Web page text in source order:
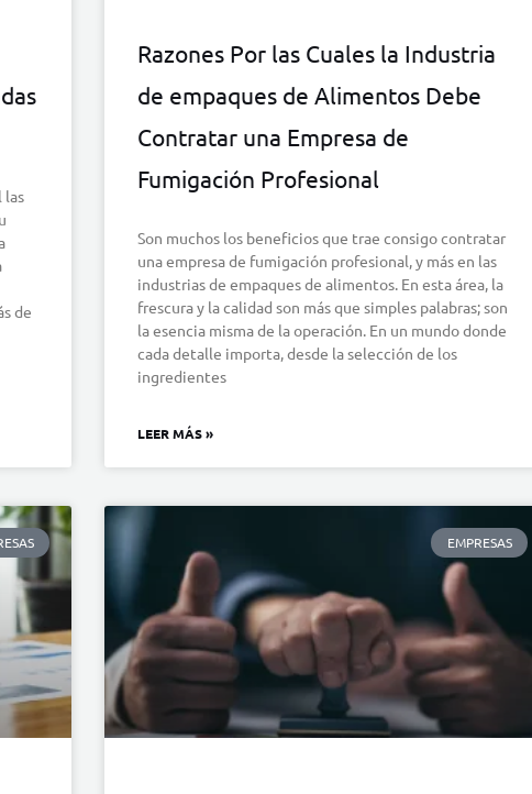
las
de
Razones Por las Cuales la Industria
de empaques de Alimentos Debe
Contratar una Empresa de
Fumigación Profesional
Son muchos los beneficios que trae consigo contratar
una empresa de fumigación profesional, y más en las
industrias de empaques de alimentos. En esta área, la
frescura y la calidad son más que simples palabras; son
la esencia misma de la operación. En un mundo donde
cada detalle importa, desde la selección de los
ingredientes
LEER MÁS »
EMPRESAS